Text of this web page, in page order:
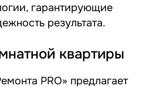
гарантирующие
результата.
квартиры
PRO» предлагает